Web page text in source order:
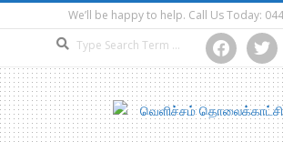
to
We’ll be happy to help. Call Us Today:
facebooktwitter